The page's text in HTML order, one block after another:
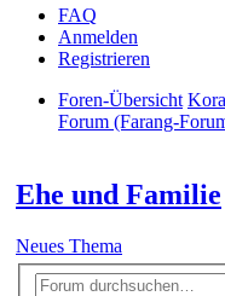
FAQ
Anmelden
Registrieren
Foren-Übersicht
Forum (Farang-
Ehe und Familie
Neues Thema